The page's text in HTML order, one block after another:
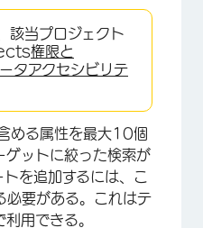
該当プロジェクト
権限と
タアクセシビリテ
る属性を最大10個
ゲットに絞った検索が
を追加するには、こ
必要がある。これはテ
用できる。